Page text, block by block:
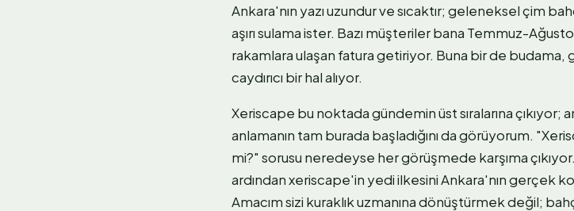
Ankara'nın yazı uzundur ve sıcaktır; geleneksel çim
aşırı sulama ister. Bazı müşteriler bana Temmuz-
rakamlara ulaşan fatura getiriyor. Buna bir de
caydırıcı bir hal alıyor.
Xeriscape bu noktada gündemin üst sıralarına çıkıyor;
anlamanın tam burada başladığını da görüyorum.
mi?" sorusu neredeyse her görüşmede karşıma
ardından xeriscape'in yedi ilkesini Ankara'nın gerçek
Amacım sizi kuraklık uzmanına dönüştürmek değil;